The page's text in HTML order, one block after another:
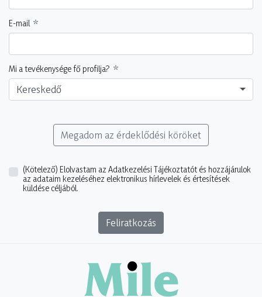
E-mail
Mi a tevékenysége fő profilja?
Kereskedő
Megadom az érdeklődési köröket
(Kötelező) Elolvastam az Adatkezelési Tájékoztatót és hozzájárulok
az adataim kezeléséhez elektronikus hírlevelek és értesítések
küldése céljából.
Feliratkozás